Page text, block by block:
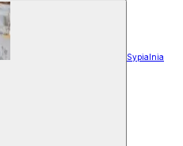
Sypialnia